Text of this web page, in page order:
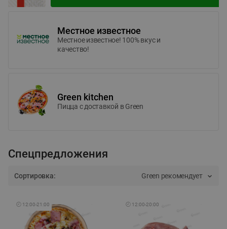
Местное известное
Местное известное! 100% вкус и
качество!
Green kitchen
Пицца c доставкой в Green
Спецпредложения
Сортировка: Green рекомендует
🕘 12:00-21:00 🕘 12:00-20:00